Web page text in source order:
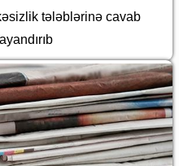
tələblərinə cavab